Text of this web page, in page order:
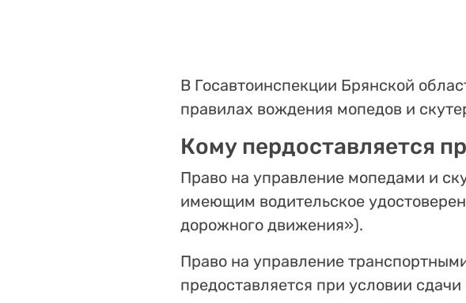
В Госавтоинспекции Брянской
правилах вождения мопедов и
Кому пердоставляется
Право на управление мопедами и
имеющим водительское
дорожного движения»).
Право на управление
предоставляется при условии